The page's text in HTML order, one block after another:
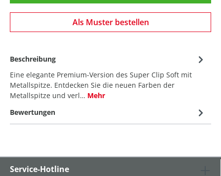
Als Muster bestellen
Beschreibung
Eine elegante Premium-Version des Super Clip Soft mit
Metallspitze. Entdecken Sie die neuen Farben der
Metallspitze und verl… Mehr
Bewertungen
Service-Hotline